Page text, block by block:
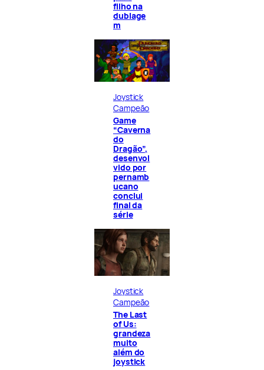
filho na
dublage
m
Joystick
Campeão
Game
“Caverna
do
Dragão”,
desenvol
vido por
pernamb
ucano
conclui
final da
série
Joystick
Campeão
The Last
of Us:
grandeza
muito
além do
joystick